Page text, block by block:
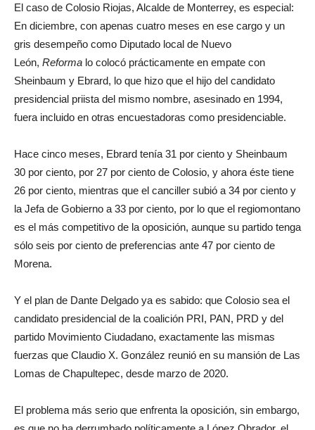
El caso de Colosio Riojas, Alcalde de Monterrey, es especial:
En diciembre, con apenas cuatro meses en ese cargo y un
gris desempeño como Diputado local de Nuevo
León, Reforma lo colocó prácticamente en empate con
Sheinbaum y Ebrard, lo que hizo que el hijo del candidato
presidencial priista del mismo nombre, asesinado en 1994,
fuera incluido en otras encuestadoras como presidenciable.
Hace cinco meses, Ebrard tenía 31 por ciento y Sheinbaum
30 por ciento, por 27 por ciento de Colosio, y ahora éste tiene
26 por ciento, mientras que el canciller subió a 34 por ciento y
la Jefa de Gobierno a 33 por ciento, por lo que el regiomontano
es el más competitivo de la oposición, aunque su partido tenga
sólo seis por ciento de preferencias ante 47 por ciento de
Morena.
Y el plan de Dante Delgado ya es sabido: que Colosio sea el
candidato presidencial de la coalición PRI, PAN, PRD y del
partido Movimiento Ciudadano, exactamente las mismas
fuerzas que Claudio X. González reunió en su mansión de Las
Lomas de Chapultepec, desde marzo de 2020.
El problema más serio que enfrenta la oposición, sin embargo,